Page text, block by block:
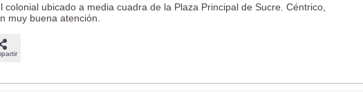
colonial ubicado a media cuadra de la Plaza Principal de Sucre. Céntrico,
muy buena atención.